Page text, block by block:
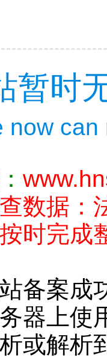
暂时
now
数据：
时完成
备案成
器上使
或解析